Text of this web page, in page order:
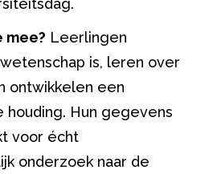
mee? Leerlingen
is, leren over
ontwikkelen een
houding. Hun gegevens
voor écht
onderzoek naar de